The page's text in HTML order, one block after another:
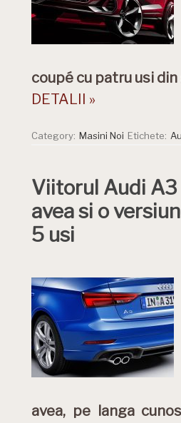
coupé cu patru usi
DETALII »
Category: Masini Noi Etichete:
Viitorul Audi
avea si o
5 usi
avea, pe langa